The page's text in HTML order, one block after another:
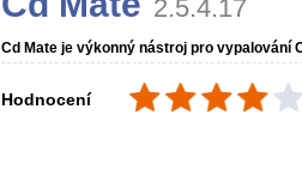
2.5.4.17
Cd Mate je výkonný nástroj pro vypalování
Hodnocení